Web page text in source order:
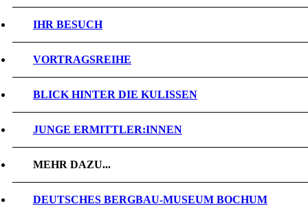
IHR BESUCH
VORTRAGSREIHE
BLICK HINTER DIE KULISSEN
JUNGE ERMITTLER:INNEN
MEHR DAZU...
DEUTSCHES BERGBAU-MUSEUM BOCHUM